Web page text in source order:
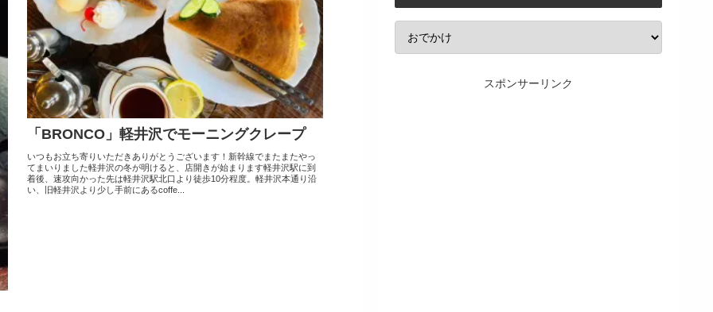
「BRONCO」軽井沢でモーニングクレープ
いつもお立ち寄りいただきありがとうございます！新幹線でまたまたやっ
てまいりました軽井沢の冬が明けると、店開きが始まります軽井沢駅に到
着後、速攻向かった先は軽井沢駅北口より徒歩10分程度。軽井沢本通り沿
い、旧軽井沢より少し手前にあるcoffe...
スポンサーリンク